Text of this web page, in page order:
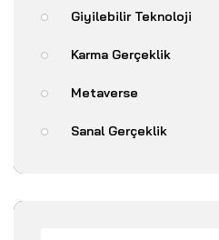
Giyilebilir Teknoloji
Karma Gerçeklik
Metaverse
Sanal Gerçeklik